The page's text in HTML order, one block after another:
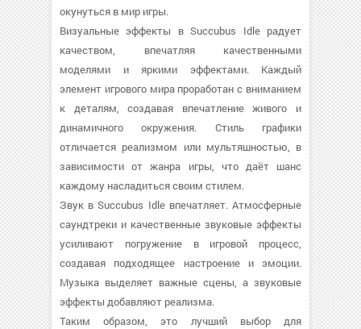
окунуться в мир игры.
Визуальные эффекты в Succubus Idle радует
качеством, впечатляя качественными
моделями и яркими эффектами. Каждый
элемент игрового мира проработан с вниманием
к деталям, создавая впечатление живого и
динамичного окружения. Стиль графики
отличается реализмом или мультяшностью, в
зависимости от жанра игры, что даёт шанс
каждому насладиться своим стилем.
Звук в Succubus Idle впечатляет. Атмосферные
саундтреки и качественные звуковые эффекты
усиливают погружение в игровой процесс,
создавая подходящее настроение и эмоции.
Музыка выделяет важные сцены, а звуковые
эффекты добавляют реализма.
Таким образом, это лучший выбор для